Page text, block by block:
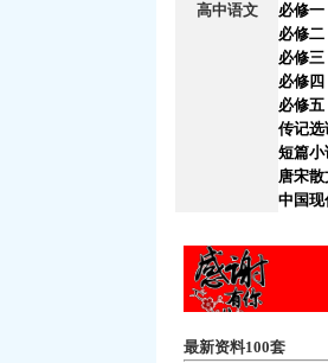
高中语文
必修一
必修二
必修三
必修四
必修五
传记选
短篇小
唐宋
中国现
最新资料100套